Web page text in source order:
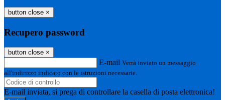
button close ×
Recupero password
button close ×
E-mail Verrà inviato un messaggio
all'indirizzo indicato con le istruzioni necessarie.
E-mail inviata, si prega di controllare la casella di posta elettronica!